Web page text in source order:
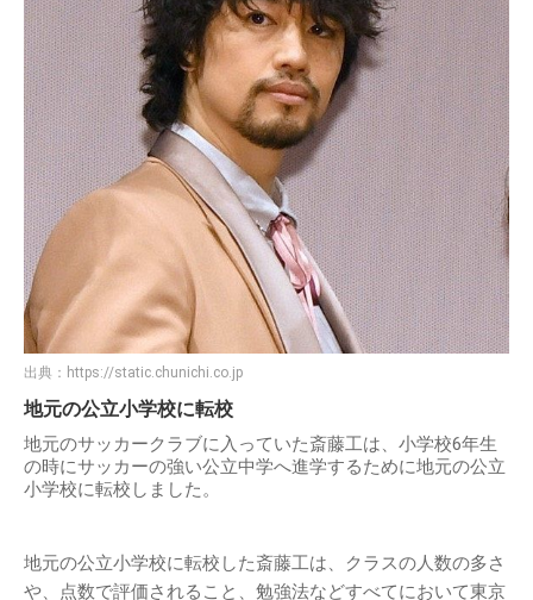
出典： https://static.chunichi.co.jp
地元の公立小学校に転校
地元のサッカークラブに入っていた斎藤工は、小学校6年生
の時にサッカーの強い公立中学へ進学するために地元の公立
小学校に転校しました。
地元の公立小学校に転校した斎藤工は、クラスの人数の多さ
や、点数で評価されること、勉強法などすべてにおいて東京